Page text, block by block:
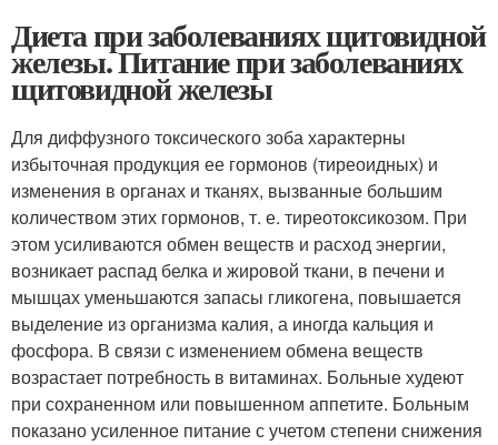
Диета при заболеваниях щитовидной
железы. Питание при заболеваниях
щитовидной железы
Для диффузного токсического зоба характерны
избыточная продукция ее гормонов (тиреоидных) и
изменения в органах и тканях, вызванные большим
количеством этих гормонов, т. е. тиреотоксикозом. При
этом усиливаются обмен веществ и расход энергии,
возникает распад белка и жировой ткани, в печени и
мышцах уменьшаются запасы гликогена, повышается
выделение из организма калия, а иногда кальция и
фосфора. В связи с изменением обмена веществ
возрастает потребность в витаминах. Больные худеют
при сохраненном или повышенном аппетите. Больным
показано усиленное питание с учетом степени снижения